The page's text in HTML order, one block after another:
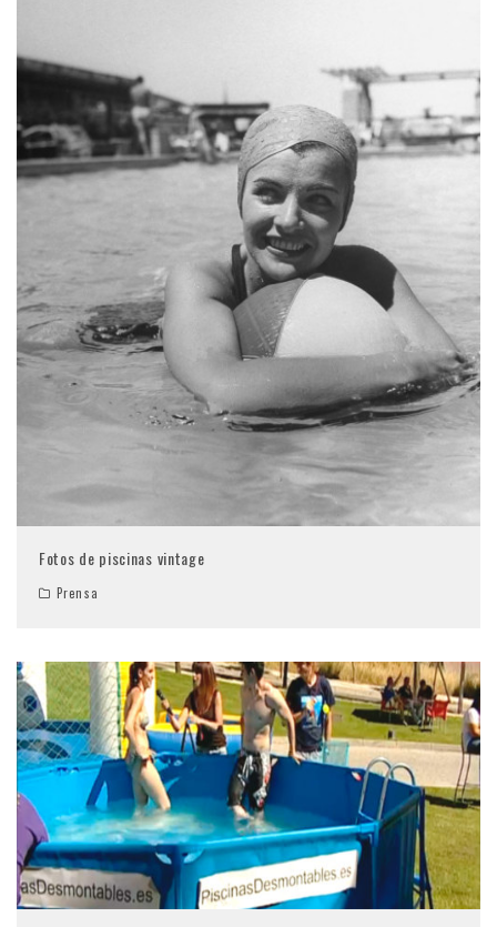
Fotos de piscinas vintage
Prensa